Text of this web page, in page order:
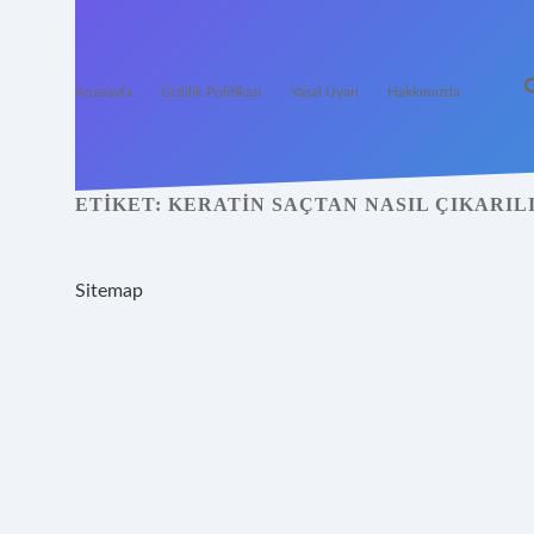
Anasayfa Gizlilik Politikası Yasal Uyarı Hakkımızda
ETIKET: KERATIN SAÇTAN NASIL
Sitemap